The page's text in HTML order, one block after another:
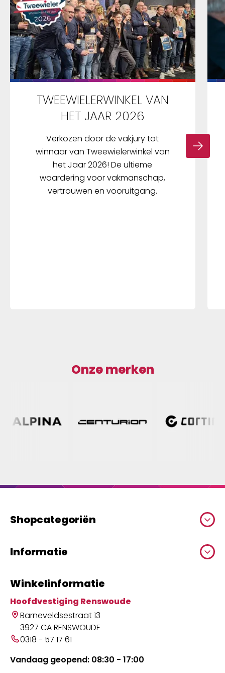
TWEEWIELERWINKEL VAN
HET JAAR 2026
Verkozen door de vakjury tot
winnaar van Tweewielerwinkel van
het Jaar 2026! De ultieme
waardering voor vakmanschap,
vertrouwen en vooruitgang.
Onze merken
Shopcategoriën
Informatie
Winkelinformatie
Hoofdvestiging Renswoude
Barneveldsestraat 13
3927 CA RENSWOUDE
0318 - 57 17 61
Vandaag geopend: 08:30 - 17:00